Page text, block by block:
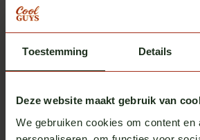
Toestemming Details
Deze website maakt gebruik van
We gebruiken cookies om content en
Elevated frame for
sidemarker lamp
€ 4,95Excl. tax € 29,00